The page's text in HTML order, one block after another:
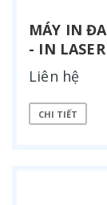
MÁY IN
- IN
Liên hệ
CHI TIẾT